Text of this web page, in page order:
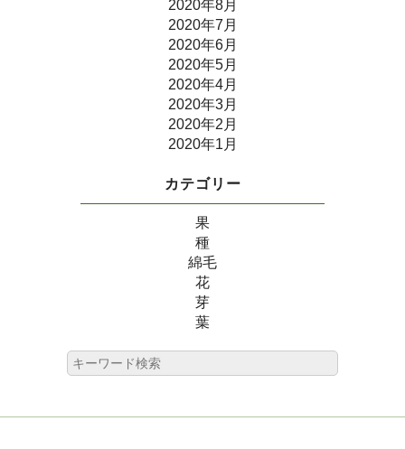
2020年8月
2020年7月
2020年6月
2020年5月
2020年4月
2020年3月
2020年2月
2020年1月
カテゴリー
果
種
綿毛
花
芽
葉